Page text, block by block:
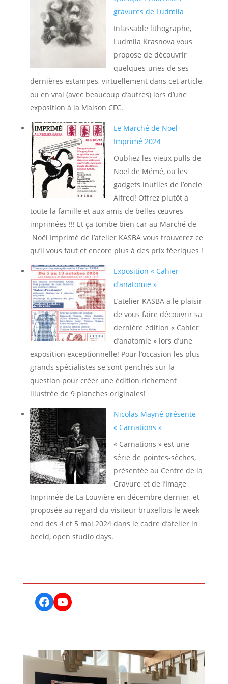
gravures de Ludmila
Inlassable lithographe,
Ludmila Krasnova vous
propose de découvrir
quelques-unes de ses
dernières estampes, virtuellement dans cet article,
ou en vrai (avec beaucoup d’autres) lors d’une
exposition à la Maison CFC.
Le Marché de Noël
Imprimé 2024
Oubliez les vieux pulls de
Noël de Mémé, ou les
gadgets inutiles de l’oncle
Alfred! Offrez plutôt à
toute la famille et aux amis de belles œuvres
imprimées !!! Et ça tombe bien car au Marché de
Noël Imprimé de l’atelier KASBA vous trouverez ce
qu’il vous faut et encore plus à des prix féeriques !
Exposition « Cahier
d’anatomie »
L’atelier KASBA a le plaisir
de vous faire découvrir sa
dernière édition « Cahier
d’anatomie » lors d’une
exposition exceptionnelle! Pour l’occasion les plus
grands spécialistes se sont penchés sur la
question pour créer une édition richement
illustrée de 9 planches originales!
Nicolas Mayné présente
« Carnations »
« Carnations » est une
série de pointes-sèches,
présentée au Centre de la
Gravure et de l’Image
Imprimée de La Louvière en décembre dernier, et
proposée au regard du visiteur bruxellois le week-
end des 4 et 5 mai 2024 dans le cadre d’atelier in
beeld, open studio days.
Facebook
YouTube